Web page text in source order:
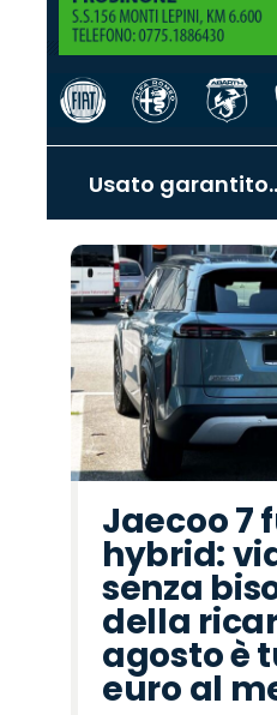
Promo
Peugeot
Promo
Seat
Promo
Cupra
Promo
Alfa
Romeo
Promo
Abarth
Promo
Land
Rover
Promo
Omoda
Promo
Jeep
Promo
Jaecoo
Promo
Citroën
Promo
Lancia
Promo
Fiat
Promo
Hyundai
Promo
Opel
Promo
Mazda
‹
Jaecoo 7
hybrid:
senza
della
agosto è
euro al